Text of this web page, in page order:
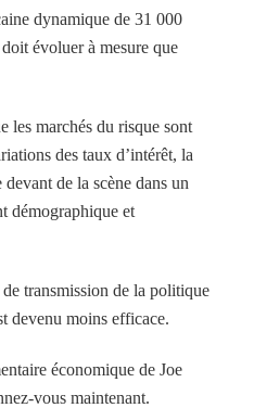
dynamique de 31 000
évoluer à mesure que
les marchés du risque sont
des taux d’intérêt, la
de la scène dans un
démographique et
transmission de la politique
devenu moins efficace.
économique de Joe
vous maintenant.